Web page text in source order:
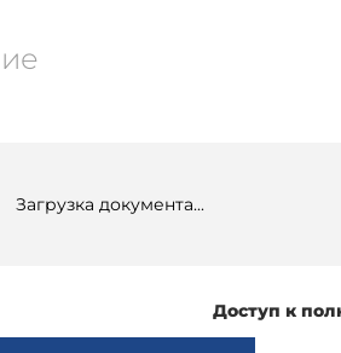
Загрузка документа...
Доступ к